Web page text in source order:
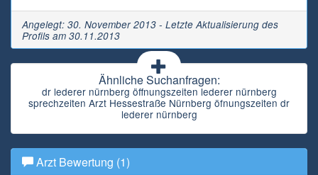
Angelegt: 30. November 2013 - Letzte Aktualisierung des
Profils am 30.11.2013
Ähnliche Suchanfragen:
dr lederer nürnberg öffnungszeiten lederer nürnberg
sprechzeiten Arzt Hessestraße Nürnberg öfnungszeiten dr
lederer nürnberg
Arzt Bewertung (1)